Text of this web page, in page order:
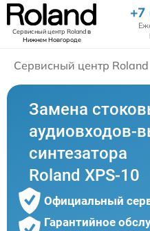
Сервисный центр Rolandв
Нижнем Новгороде
+7
Сервисный центр Roland
Замена
аудиовходов-
синтезатора
Roland XPS-10
Официальный
Гарантийное